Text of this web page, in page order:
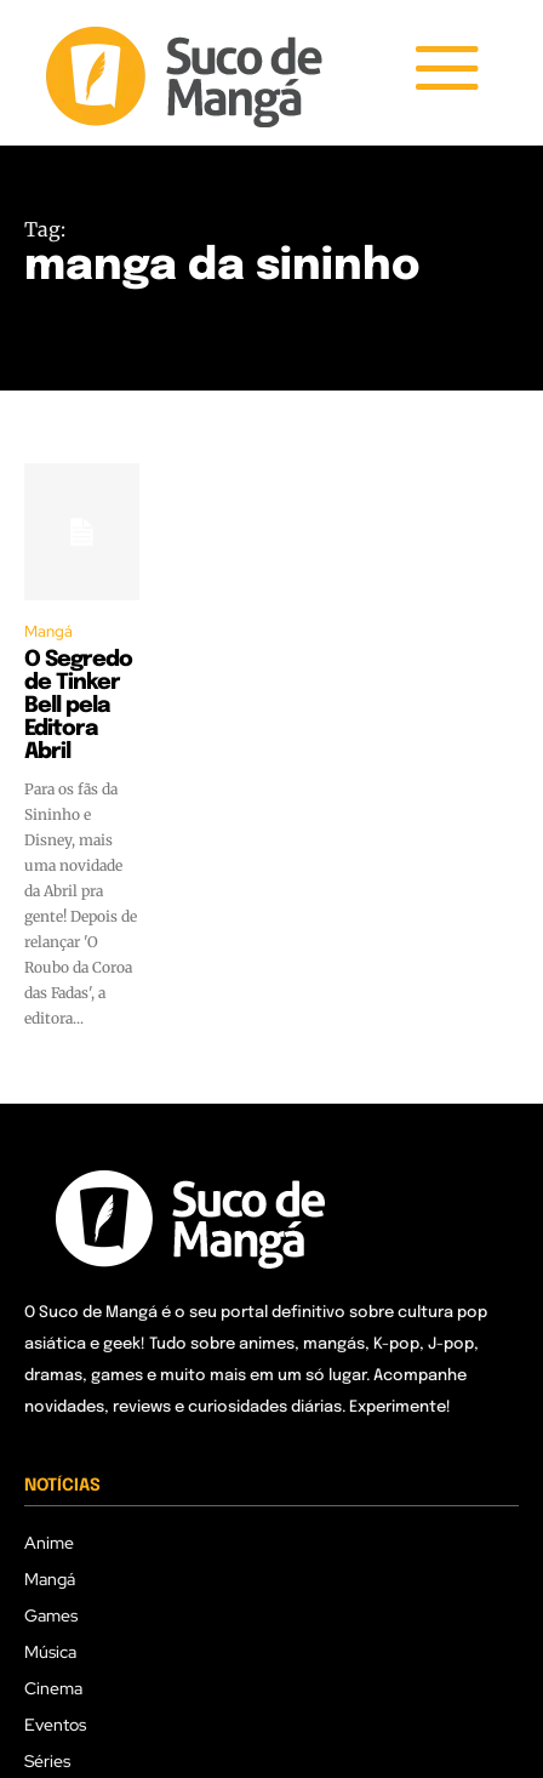
Tag:
manga da sininho
Mangá
O Segredo
de Tinker
Bell pela
Editora
Abril
Para os fãs da
Sininho e
Disney, mais
uma novidade
da Abril pra
gente! Depois de
relançar 'O
Roubo da Coroa
das Fadas', a
editora...
O Suco de Mangá é o seu portal definitivo sobre cultura pop
asiática e geek! Tudo sobre animes, mangás, K-pop, J-pop,
dramas, games e muito mais em um só lugar. Acompanhe
novidades, reviews e curiosidades diárias. Experimente!
NOTÍCIAS
Anime
Mangá
Games
Música
Cinema
Eventos
Séries